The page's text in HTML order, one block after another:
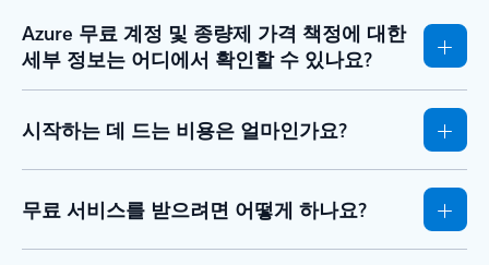
Azure 무료 계정 및 종량제 가격 책정에 대한
세부 정보는 어디에서 확인할 수 있나요?
시작하는 데 드는 비용은 얼마인가요?
무료 서비스를 받으려면 어떻게 하나요?